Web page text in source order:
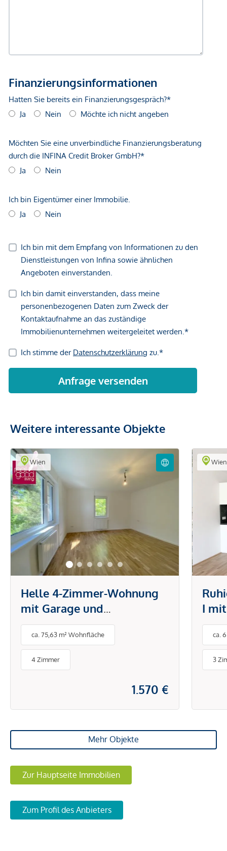
Weitere interessante Objekte
Wien
Helle 4-Zimmer-Wohnung
mit Garage und
Gemeinschaftsgarten in
ruhiger Lage von Hietzing
ca. 75,63 m² Wohnfläche
4 Zimmer
1.570 €
Wien
I
ca.
3
Mehr Objekte
Zur Hauptseite Immobilien
Zum Profil des Anbieters